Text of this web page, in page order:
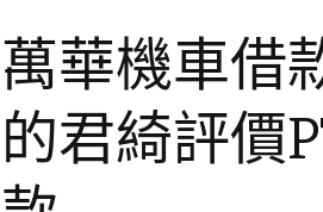
萬華機車借
的君綺評價